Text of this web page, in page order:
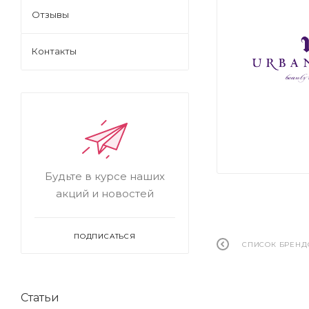
СПИСОК
Отзывы
Контакты
Будьте в курсе наших
акций и новостей
ПОДПИСАТЬСЯ
Статьи